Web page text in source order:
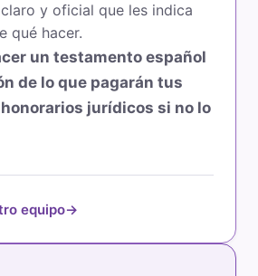
y oficial que les indica
qué hacer.
un testamento español
de lo que pagarán tus
jurídicos si no lo
equipo→